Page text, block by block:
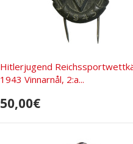
Hitlerjugend
1943 Vinnarnål, 2:a...
50,00€